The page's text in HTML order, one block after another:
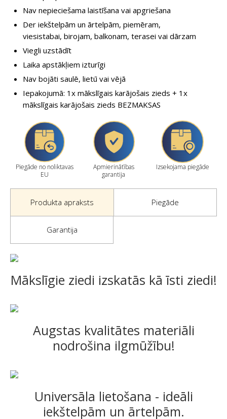
Nav nepieciešama laistīšana vai apgriešana
Der iekštelpām un ārtelpām, piemēram,
viesistabai, birojam, balkonam, terasei vai dārzam
Viegli uzstādīt
Laika apstākļiem izturīgi
Nav bojāti saulē, lietū vai vējā
Iepakojumā: 1x mākslīgais karājošais zieds + 1x
mākslīgais karājošais zieds BEZMAKSAS
Piegāde no noliktavas
EU
Apmierinātības
garantija
Izsekojama piegāde
Produkta apraksts Piegāde
Garantija
Mākslīgie ziedi izskatās kā īsti ziedi!
Augstas kvalitātes materiāli
nodrošina ilgmūžību!
Universāla lietošana - ideāli
iekštelpām un ārtelpām.